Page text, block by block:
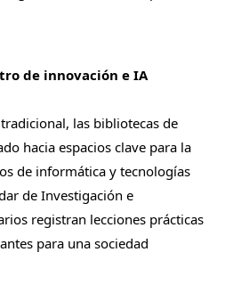
de innovación e IA
las bibliotecas de
hacia espacios clave para la
de informática y tecnologías
de Investigación e
registran lecciones prácticas
para una sociedad